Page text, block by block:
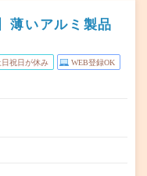
薄いアルミ製品
日祝日が休み WEB登録OK